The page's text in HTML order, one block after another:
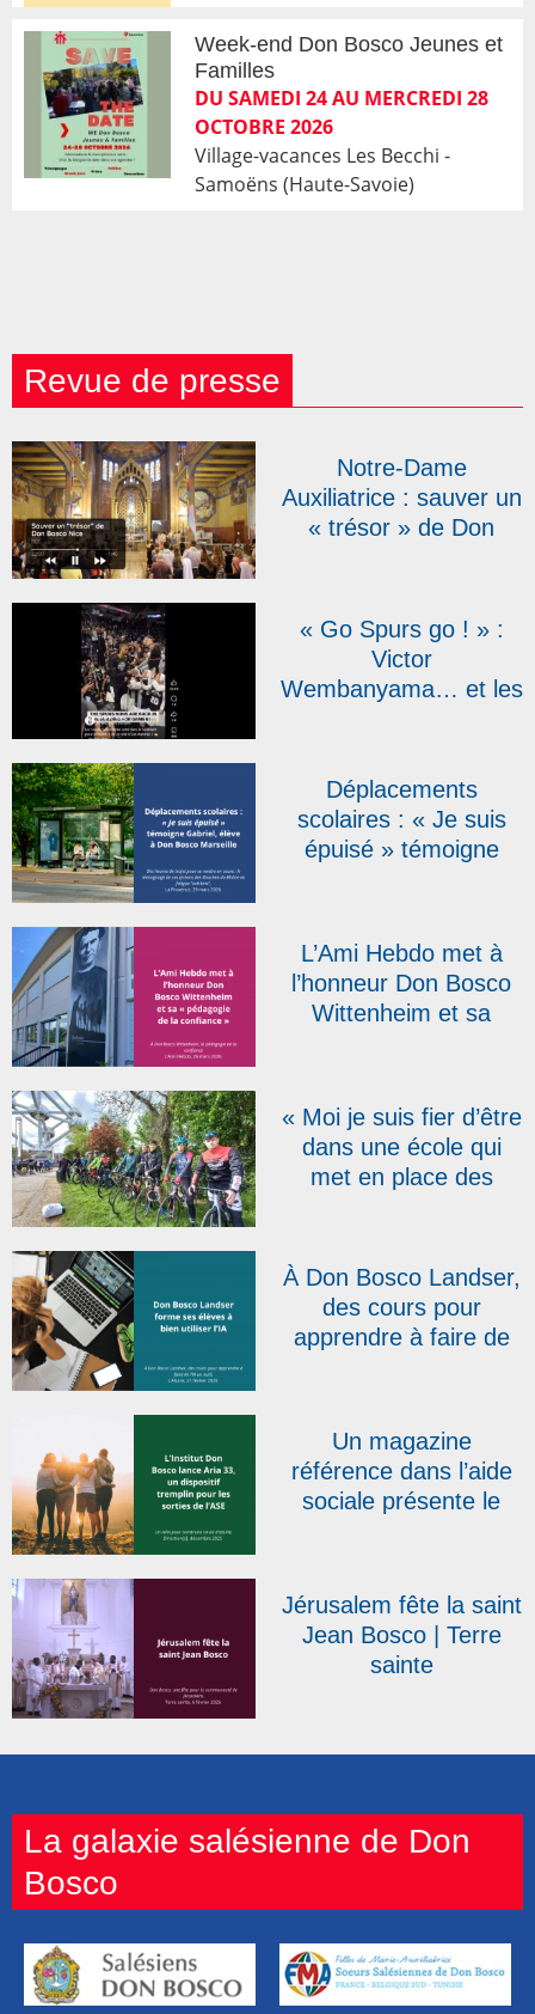
Week-end Don Bosco Jeunes et
Familles
DU SAMEDI 24 AU MERCREDI 28
OCTOBRE 2026
Village-vacances Les Becchi -
Samoëns (Haute-Savoie)
Revue de presse
Notre-Dame
Auxiliatrice : sauver un
« trésor » de Don
« Go Spurs go ! » :
Victor
Wembanyama… et les
Déplacements
scolaires : « Je suis
épuisé » témoigne
La Provence
L’Ami Hebdo met à
l’honneur Don Bosco
Wittenheim et sa
« Moi je suis fier d’être
dans une école qui
met en place des
le Don Bosco Tour qui
s’élancera le 20 avril
À Don Bosco Landser,
des cours pour
apprendre à faire de
Un magazine
référence dans l’aide
sociale présente le
Jérusalem fête la saint
Jean Bosco | Terre
sainte
La galaxie salésienne de Don
Bosco